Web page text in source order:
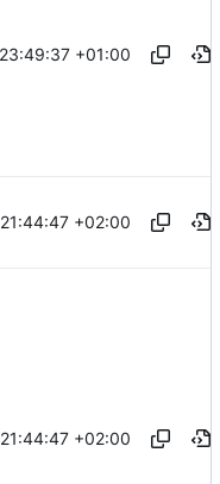
+01:00
+02:00
+02:00